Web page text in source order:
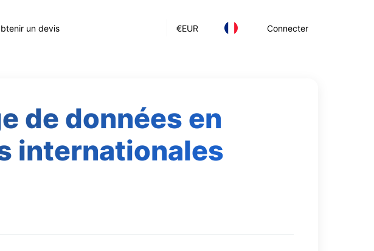
€EUR Connecter
un devis
de données en
internationales